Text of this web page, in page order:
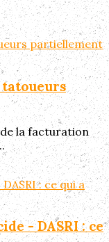
la facturation
- DASRI : ce